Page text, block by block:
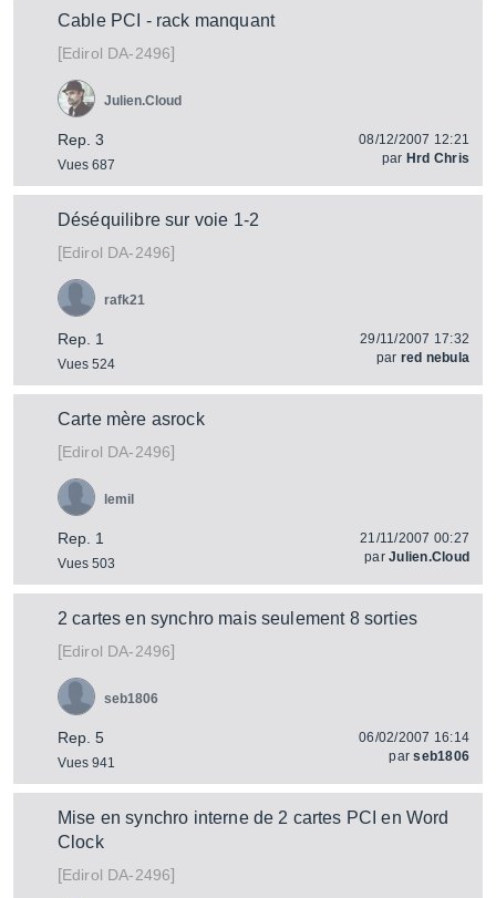
Cable PCI - rack manquant
[Edirol DA-2496]
Rep. 3
Vues 687
Julien.Cloud
08/12/2007 12:21
par Hrd Chris
Déséquilibre sur voie 1-2
[Edirol DA-2496]
Rep. 1
Vues 524
rafk21
29/11/2007 17:32
par red nebula
Carte mère asrock
[Edirol DA-2496]
Rep. 1
Vues 503
lemil
21/11/2007 00:27
parJulien.Cloud
2 cartes en synchro mais seulement 8 sorties
[Edirol DA-2496]
Rep. 5
Vues 941
seb1806
06/02/2007 16:14
parseb1806
Mise en synchro interne de 2 cartes PCI en Word
Clock
[Edirol DA-2496]